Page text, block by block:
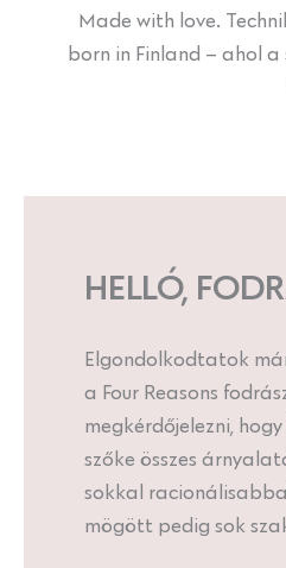
Made with love.
born in Finland – ahol
HELLÓ,
Elgondolkodtatok
a Four Reasons
megkérdőjelezni,
szőke összes
sokkal
mögött pedig sok